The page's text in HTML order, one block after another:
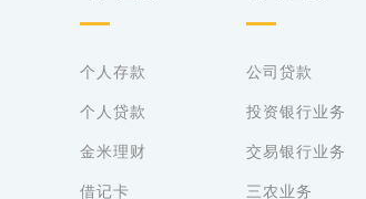
个人存款
个人贷款
金米理财
借记卡
公司贷款
投资银行业务
交易银行业务
三农业务